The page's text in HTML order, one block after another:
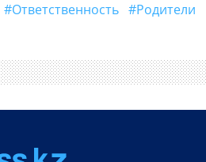
#ответственность #Родители